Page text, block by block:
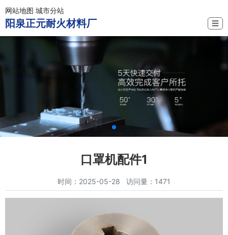
网站地图 城市分站
阳泉正元耐火材料厂 ☰
口罩机配件1
时间：2025-05-28 访问量：1471